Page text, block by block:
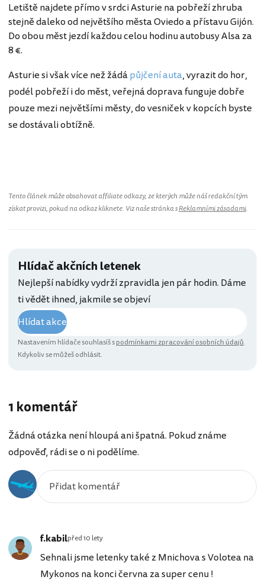
Letiště najdete přímo v srdci Asturie na pobřeží zhruba
stejně daleko od největšího města Oviedo a přístavu Gijón.
Do obou měst jezdí každou celou hodinu autobusy Alsa za
8 €.
Asturie si však více než žádápůjčení auta, vyrazit do hor,
podél pobřeží i do měst, veřejná doprava funguje dobře
pouze mezi největšími městy, do vesniček v kopcích byste
se dostávali obtížně.
Tento článek může obsahovat affiliate odkazy, ze kterých může náš redakční tým
získat provizi, pokud na odkaz kliknete. Viz naše stránka sReklamními zásadami.
Hlídač akčních letenek
Nejlepší nabídky vydrží zpravidla jen pár hodin. Dáme
ti vědět ihned, jakmile se objeví
Hlídat akce
Nastavením hlídače souhlasíš spodmínkami zpracování osobních údajů.
Kdykoliv se můžeš odhlásit.
1 komentář
Žádná otázka není hloupá ani špatná. Pokud známe
odpověď, rádi se o ni podělíme.
f.kabilpřed 10 lety
Sehnali jsme letenky také z Mnichova s Volotea na
Mykonos na konci června za super cenu !